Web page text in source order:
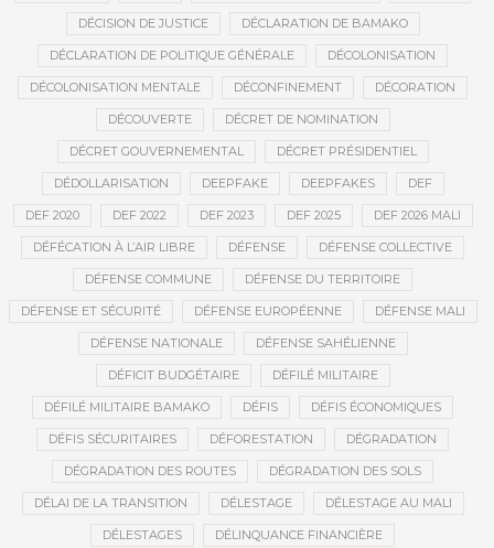
DÉCISION DE JUSTICE DÉCLARATION DE BAMAKO
DÉCLARATION DE POLITIQUE GÉNÉRALE DÉCOLONISATION
DÉCOLONISATION MENTALE DÉCONFINEMENT DÉCORATION
DÉCOUVERTE DÉCRET DE NOMINATION
DÉCRET GOUVERNEMENTAL DÉCRET PRÉSIDENTIEL
DÉDOLLARISATION DEEPFAKE DEEPFAKES DEF
DEF 2020 DEF 2022 DEF 2023 DEF 2025 DEF 2026 MALI
DÉFÉCATION À L’AIR LIBRE DÉFENSE DÉFENSE COLLECTIVE
DÉFENSE COMMUNE DÉFENSE DU TERRITOIRE
DÉFENSE ET SÉCURITÉ DÉFENSE EUROPÉENNE DÉFENSE MALI
DÉFENSE NATIONALE DÉFENSE SAHÉLIENNE
DÉFICIT BUDGÉTAIRE DÉFILÉ MILITAIRE
DÉFILÉ MILITAIRE BAMAKO DÉFIS DÉFIS ÉCONOMIQUES
DÉFIS SÉCURITAIRES DÉFORESTATION DÉGRADATION
DÉGRADATION DES ROUTES DÉGRADATION DES SOLS
DÉLAI DE LA TRANSITION DÉLESTAGE DÉLESTAGE AU MALI
DÉLESTAGES DÉLINQUANCE FINANCIÈRE